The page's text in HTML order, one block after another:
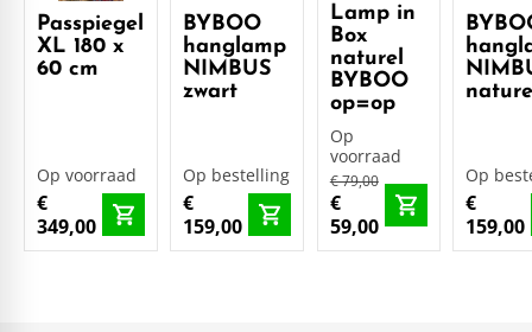
Passpiegel
XL 180 x
60 cm
Op voorraad
€
349,00
BYBOO
hanglamp
NIMBUS
zwart
Op bestelling
€
159,00
Lamp in
Box
naturel
BYBOO
op=op
Op
voorraad
€ 79,00
€
59,00
Op
€
159,00